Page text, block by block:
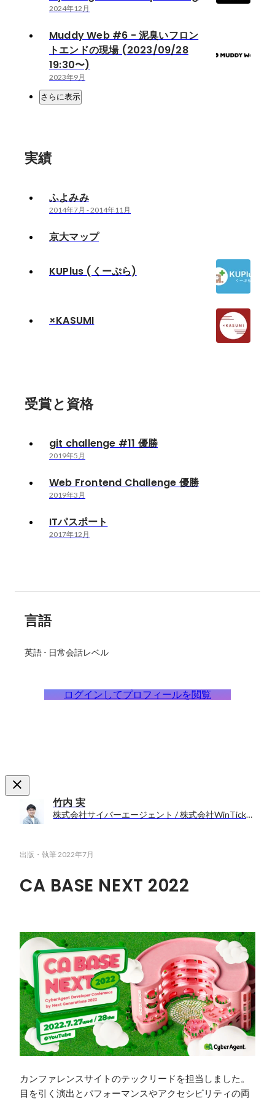
2024年12月
Muddy Web #6 - 泥臭いフロン
トエンドの現場 (2023/09/28
19:30〜)
2023年9月
さらに表示
実績
ふよみみ
2014年7月 -2014年11月
京大マップ
KUPlus (くーぷら)
×KASUMI
受賞と資格
git challenge #11 優勝
2019年5月
Web Frontend Challenge 優勝
2019年3月
ITパスポート
2017年12月
言語
英語 - 日常会話レベル
ログインしてプロフィールを閲覧
竹内 実
株式会社サイバーエージェント / 株式会社WinTicket エンジニア
出版・執筆2022年7月
CA BASE NEXT 2022
カンファレンスサイトのテックリードを担当しました。
目を引く演出とパフォーマンスやアクセシビリティの両